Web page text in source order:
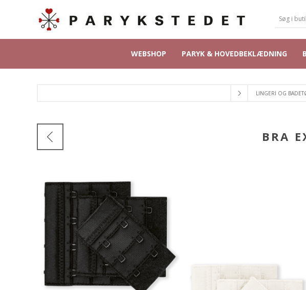
WEBSHOP PARYK & HOVEDBEKLÆDNING
LINGERI OG
BRA